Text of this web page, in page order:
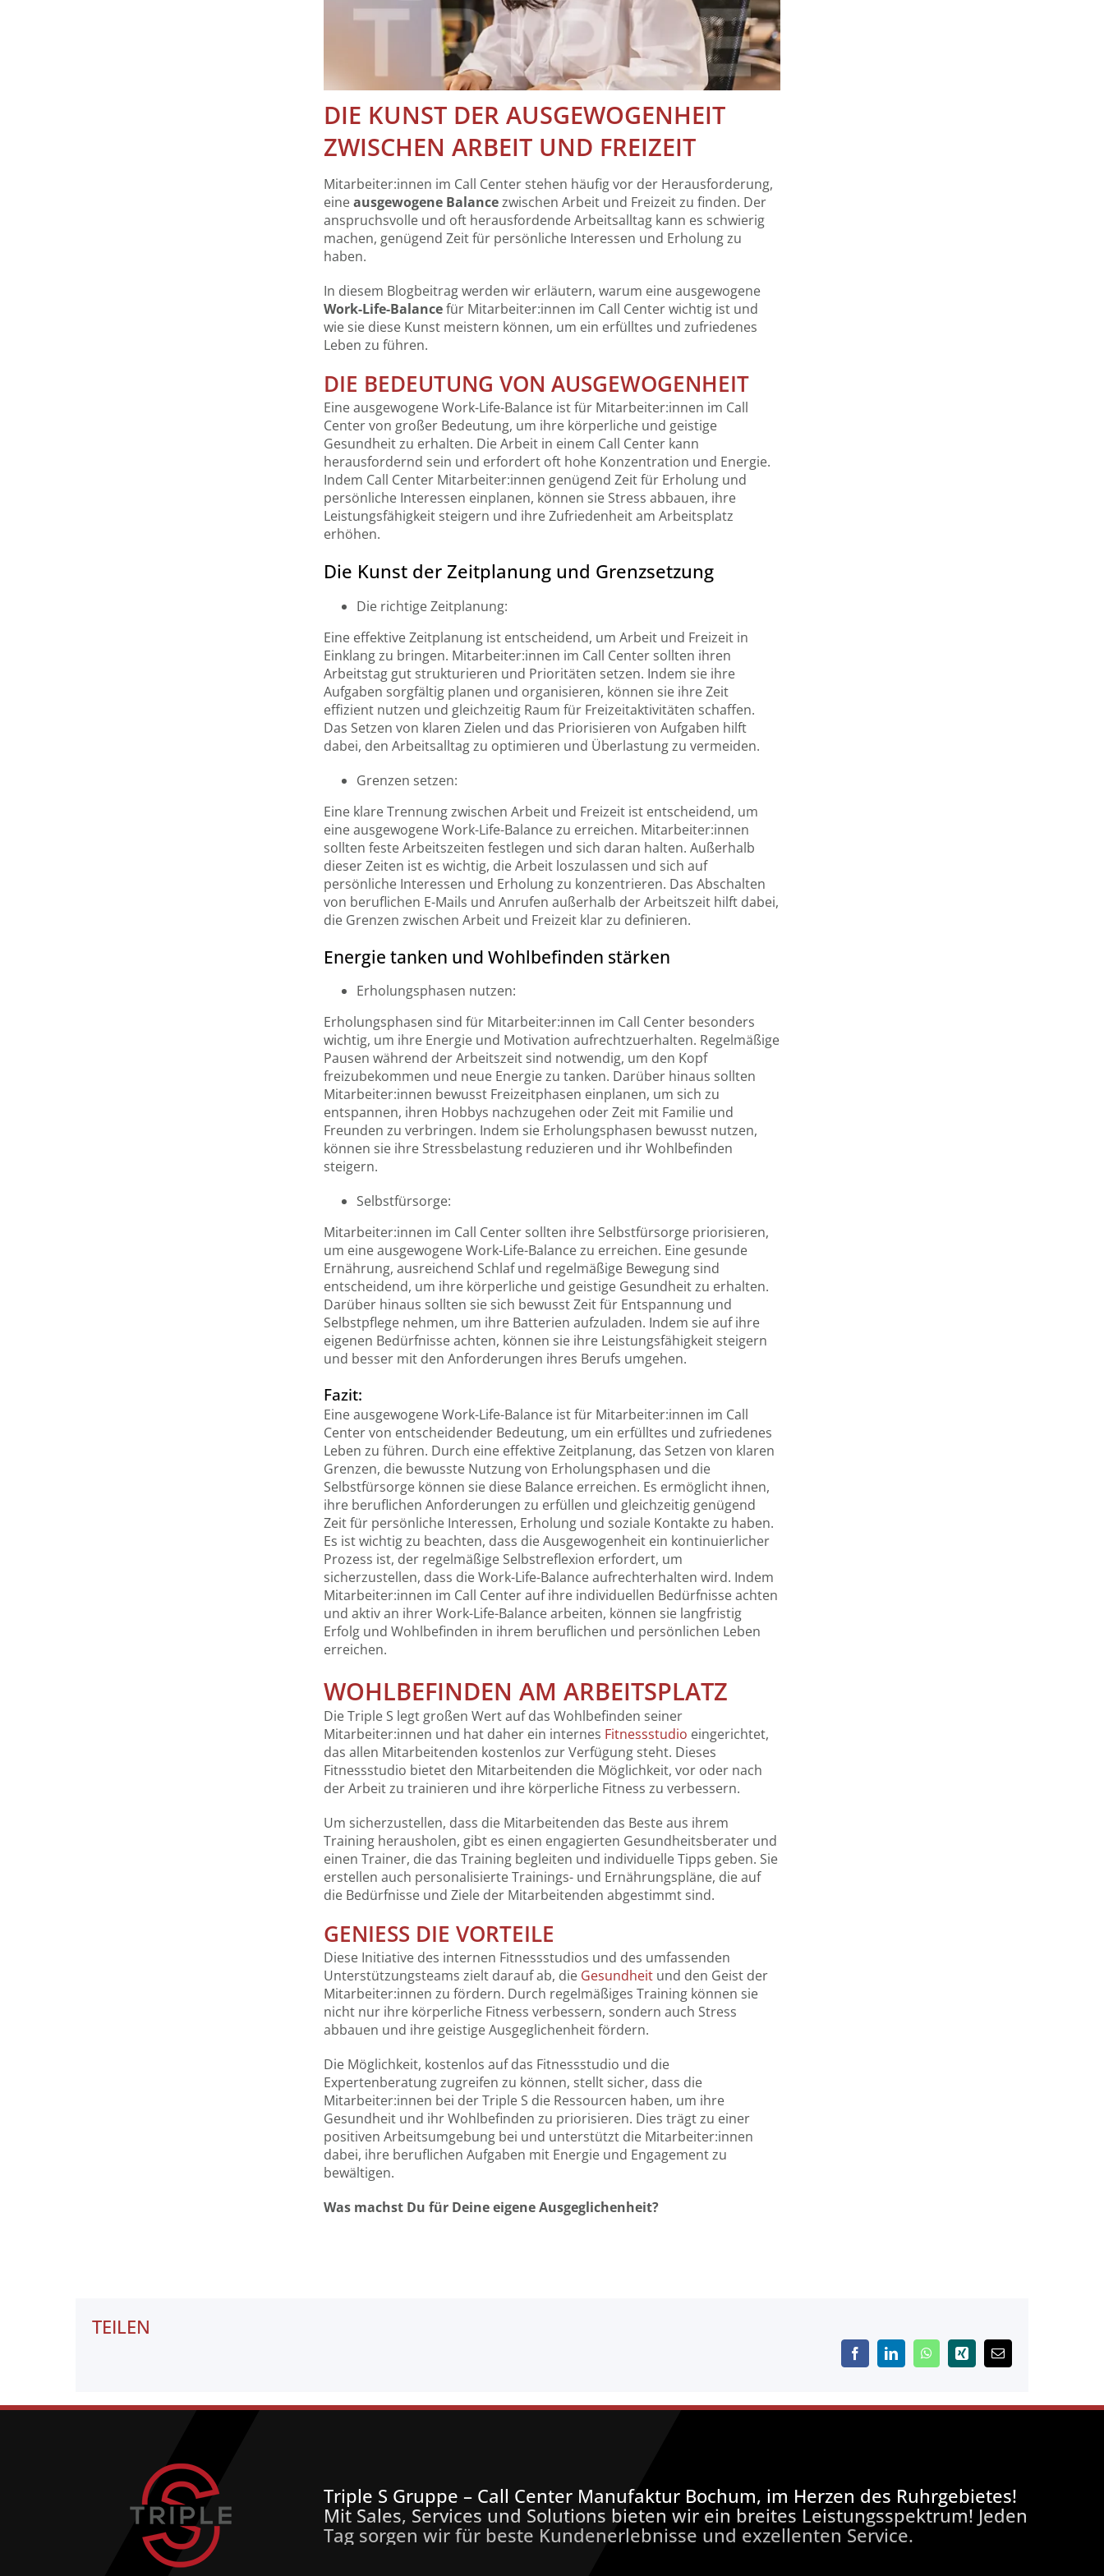
DIE KUNST DER AUSGEWOGENHEIT
ZWISCHEN ARBEIT UND FREIZEIT
Mitarbeiter:innen im Call Center stehen häufig vor der Herausforderung,
eineausgewogene Balancezwischen Arbeit und Freizeit zu finden. Der
anspruchsvolle und oft herausfordende Arbeitsalltag kann es schwierig
machen, genügend Zeit für persönliche Interessen und Erholung zu
haben.
In diesem Blogbeitrag werden wir erläutern, warum eine ausgewogene
Work-Life-Balancefür Mitarbeiter:innen im Call Center wichtig ist und
wie sie diese Kunst meistern können, um ein erfülltes und zufriedenes
Leben zu führen.
DIE BEDEUTUNG VON AUSGEWOGENHEIT
Eine ausgewogene Work-Life-Balance ist für Mitarbeiter:innen im Call
Center von großer Bedeutung, um ihre körperliche und geistige
Gesundheit zu erhalten. Die Arbeit in einem Call Center kann
herausfordernd sein und erfordert oft hohe Konzentration und Energie.
Indem Call Center Mitarbeiter:innen genügend Zeit für Erholung und
persönliche Interessen einplanen, können sie Stress abbauen, ihre
Leistungsfähigkeit steigern und ihre Zufriedenheit am Arbeitsplatz
erhöhen.
Die Kunst der Zeitplanung und Grenzsetzung
Die richtige Zeitplanung:
Eine effektive Zeitplanung ist entscheidend, um Arbeit und Freizeit in
Einklang zu bringen. Mitarbeiter:innen im Call Center sollten ihren
Arbeitstag gut strukturieren und Prioritäten setzen. Indem sie ihre
Aufgaben sorgfältig planen und organisieren, können sie ihre Zeit
effizient nutzen und gleichzeitig Raum für Freizeitaktivitäten schaffen.
Das Setzen von klaren Zielen und das Priorisieren von Aufgaben hilft
dabei, den Arbeitsalltag zu optimieren und Überlastung zu vermeiden.
Grenzen setzen:
Eine klare Trennung zwischen Arbeit und Freizeit ist entscheidend, um
eine ausgewogene Work-Life-Balance zu erreichen. Mitarbeiter:innen
sollten feste Arbeitszeiten festlegen und sich daran halten. Außerhalb
dieser Zeiten ist es wichtig, die Arbeit loszulassen und sich auf
persönliche Interessen und Erholung zu konzentrieren. Das Abschalten
von beruflichen E-Mails und Anrufen außerhalb der Arbeitszeit hilft dabei,
die Grenzen zwischen Arbeit und Freizeit klar zu definieren.
Energie tanken und Wohlbefinden stärken
Erholungsphasen nutzen:
Erholungsphasen sind für Mitarbeiter:innen im Call Center besonders
wichtig, um ihre Energie und Motivation aufrechtzuerhalten. Regelmäßige
Pausen während der Arbeitszeit sind notwendig, um den Kopf
freizubekommen und neue Energie zu tanken. Darüber hinaus sollten
Mitarbeiter:innen bewusst Freizeitphasen einplanen, um sich zu
entspannen, ihren Hobbys nachzugehen oder Zeit mit Familie und
Freunden zu verbringen. Indem sie Erholungsphasen bewusst nutzen,
können sie ihre Stressbelastung reduzieren und ihr Wohlbefinden
steigern.
Selbstfürsorge:
Mitarbeiter:innen im Call Center sollten ihre Selbstfürsorge priorisieren,
um eine ausgewogene Work-Life-Balance zu erreichen. Eine gesunde
Ernährung, ausreichend Schlaf und regelmäßige Bewegung sind
entscheidend, um ihre körperliche und geistige Gesundheit zu erhalten.
Darüber hinaus sollten sie sich bewusst Zeit für Entspannung und
Selbstpflege nehmen, um ihre Batterien aufzuladen. Indem sie auf ihre
eigenen Bedürfnisse achten, können sie ihre Leistungsfähigkeit steigern
und besser mit den Anforderungen ihres Berufs umgehen.
Fazit:
Eine ausgewogene Work-Life-Balance ist für Mitarbeiter:innen im Call
Center von entscheidender Bedeutung, um ein erfülltes und zufriedenes
Leben zu führen. Durch eine effektive Zeitplanung, das Setzen von klaren
Grenzen, die bewusste Nutzung von Erholungsphasen und die
Selbstfürsorge können sie diese Balance erreichen. Es ermöglicht ihnen,
ihre beruflichen Anforderungen zu erfüllen und gleichzeitig genügend
Zeit für persönliche Interessen, Erholung und soziale Kontakte zu haben.
Es ist wichtig zu beachten, dass die Ausgewogenheit ein kontinuierlicher
Prozess ist, der regelmäßige Selbstreflexion erfordert, um
sicherzustellen, dass die Work-Life-Balance aufrechterhalten wird. Indem
Mitarbeiter:innen im Call Center auf ihre individuellen Bedürfnisse achten
und aktiv an ihrer Work-Life-Balance arbeiten, können sie langfristig
Erfolg und Wohlbefinden in ihrem beruflichen und persönlichen Leben
erreichen.
WOHLBEFINDEN AM ARBEITSPLATZ
Die Triple S legt großen Wert auf das Wohlbefinden seiner
Mitarbeiter:innen und hat daher ein internes Fitnessstudio eingerichtet,
das allen Mitarbeitenden kostenlos zur Verfügung steht. Dieses
Fitnessstudio bietet den Mitarbeitenden die Möglichkeit, vor oder nach
der Arbeit zu trainieren und ihre körperliche Fitness zu verbessern.
Um sicherzustellen, dass die Mitarbeitenden das Beste aus ihrem
Training herausholen, gibt es einen engagierten Gesundheitsberater und
einen Trainer, die das Training begleiten und individuelle Tipps geben. Sie
erstellen auch personalisierte Trainings- und Ernährungspläne, die auf
die Bedürfnisse und Ziele der Mitarbeitenden abgestimmt sind.
GENIESS DIE VORTEILE
Diese Initiative des internen Fitnessstudios und des umfassenden
Unterstützungsteams zielt darauf ab, die Gesundheitund den Geist der
Mitarbeiter:innen zu fördern. Durch regelmäßiges Training können sie
nicht nur ihre körperliche Fitness verbessern, sondern auch Stress
abbauen und ihre geistige Ausgeglichenheit fördern.
Die Möglichkeit, kostenlos auf das Fitnessstudio und die
Expertenberatung zugreifen zu können, stellt sicher, dass die
Mitarbeiter:innen bei der Triple S die Ressourcen haben, um ihre
Gesundheit und ihr Wohlbefinden zu priorisieren. Dies trägt zu einer
positiven Arbeitsumgebung bei und unterstützt die Mitarbeiter:innen
dabei, ihre beruflichen Aufgaben mit Energie und Engagement zu
bewältigen.
Was machst Du für Deine eigene Ausgeglichenheit?
TEILEN
FacebookLinkedInWhatsApp
Xing
E-
Triple S Gruppe – Call Center Manufaktur Bochum, im Herzen des Ruhrgebietes!
Mit Sales, Services und Solutions bieten wir ein breites Leistungsspektrum! Jeden
Tag sorgen wir für beste Kundenerlebnisse und exzellenten Service.